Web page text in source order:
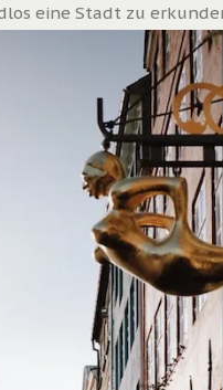
eine Stadt zu